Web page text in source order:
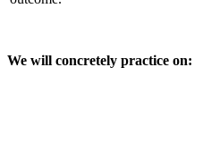
We will concretely practice on: